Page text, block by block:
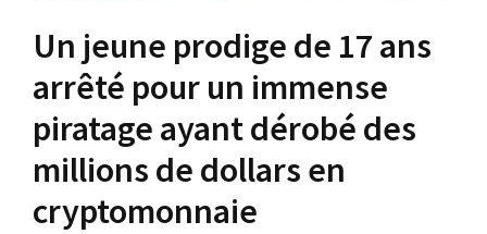
Un jeune prodige de 17 ans
arrêté pour un immense
piratage ayant dérobé des
millions de dollars en
cryptomonnaie